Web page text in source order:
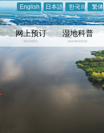
English 日本語 한국의 繁体
网上预订
BOOKING
湿地科普
KNOWLEDGE